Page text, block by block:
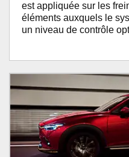
est appliquée sur les
éléments auxquels le
un niveau de contrôle